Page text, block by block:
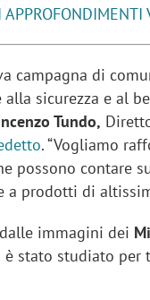
campagna di
sicurezza e al
Tundo,
. “Vogliamo
possono contare
a prodotti di
immagini dei
stato studiato per